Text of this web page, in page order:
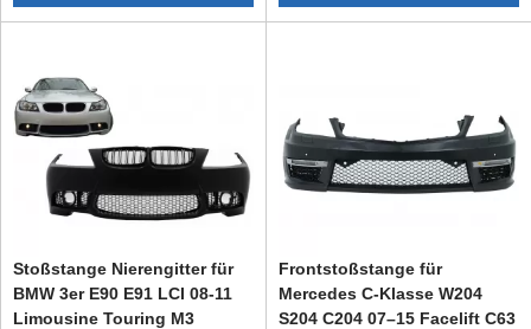
Stoßstange Nierengitter für
BMW 3er E90 E91 LCI 08-11
Limousine Touring M3
Frontstoßstange für
Mercedes C-Klasse W204
S204 C204 07–15 Facelift C63